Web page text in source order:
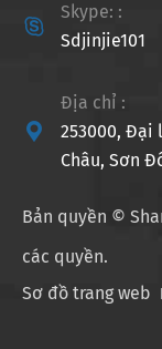

Skype: :
Sdjinjie101

Địa chỉ :
253000, Đại
Châu, Sơn
Bản quyền ©
các quyền.
Sơ đồ trang web